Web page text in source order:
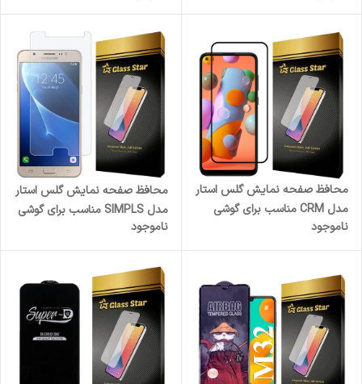
Max
موبایل سامسونگ Galaxy A25
محافظ صفحه نمایش گلس استار
مدل CRM مناسب برای گوشی
موبایل سامسونگ Galaxy A11
ناموجود
محافظ صفحه نمایش گلس استار
مدل SIMPLS مناسب برای گوشی
Nxt / J7 Core
ناموجود